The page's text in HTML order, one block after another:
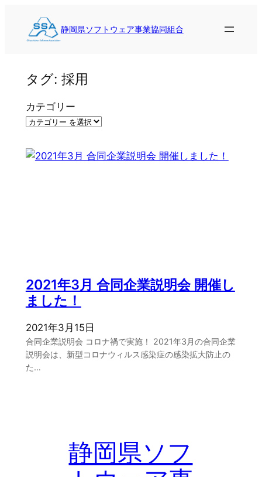
静岡県ソフトウェア事業協同組合
タグ: 採用
カテゴリー
2021年3月 合同企業説明会 開催し
ました！
2021年3月15日
合同企業説明会 コロナ禍で実施！ 2021年3月の合同企業
説明会は、新型コロナウィルス感染症の感染拡大防止の
た…
静岡県ソフ